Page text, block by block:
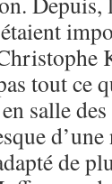
tout ce
salle des
de